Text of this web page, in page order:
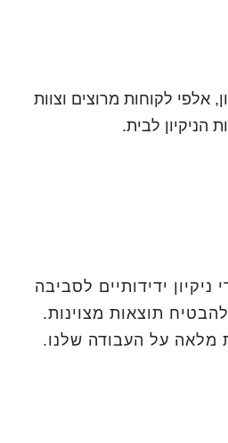
ניסיון, אלפי לקוחות מרוצים וצוות
הניקיון לבית.
ידידותיים לסביבה
תוצאות מצוינות.
מלאה על העבודה שלנו.